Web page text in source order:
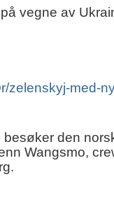
vegne av
zelenskyj-med-
den
Wangsmo,